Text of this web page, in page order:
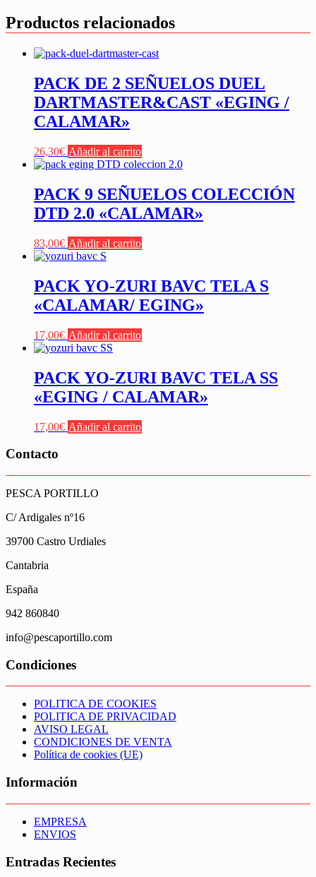
Productos relacionados
PACK DE 2 SEÑUELOS DUEL
DARTMASTER&CAST «EGING /
CALAMAR»
26,30€ Añadir al carrito
PACK 9 SEÑUELOS COLECCIÓN
DTD 2.0 «CALAMAR»
83,00€ Añadir al carrito
PACK YO-ZURI BAVC TELA S
«CALAMAR/ EGING»
17,00€ Añadir al carrito
PACK YO-ZURI BAVC TELA SS
«EGING / CALAMAR»
17,00€ Añadir al carrito
Contacto
PESCA PORTILLO
C/ Ardigales nº16
39700 Castro Urdiales
Cantabria
España
942 860840
info@pescaportillo.com
Condiciones
POLITICA DE COOKIES
POLITICA DE PRIVACIDAD
AVISO LEGAL
CONDICIONES DE VENTA
Política de cookies (UE)
Información
EMPRESA
ENVIOS
Entradas Recientes